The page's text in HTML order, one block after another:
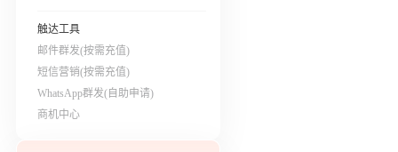
触达工具
邮件群发(按需充值)
短信营销(按需充值)
WhatsApp群发(自助申请)
商机中心